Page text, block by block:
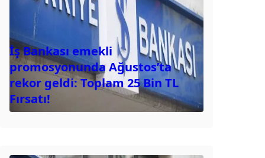
İş Bankası emekli
promosyonunda Ağustos’ta
rekor geldi: Toplam 25 Bin TL
Fırsatı!